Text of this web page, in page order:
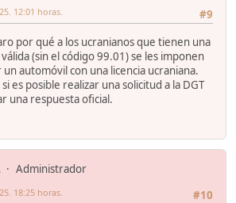
#9
12:01 horas.
por qué a los ucranianos que tienen una
(sin el código 99.01) se les imponen
automóvil con una licencia ucraniana.
es posible realizar una solicitud a la DGT
una respuesta oficial.
Administrador
#10
18:25 horas.